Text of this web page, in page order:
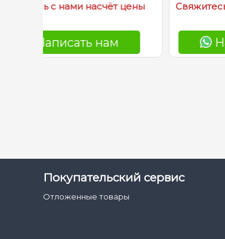
Свяжитесь с нами насчёт цены
Написать нам
Покупательский сервис
Отложенные товары